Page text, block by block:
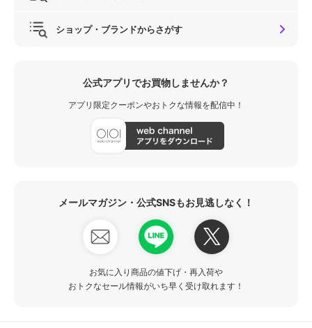
ショップ・ブランドからさがす
公式アプリでお買物しませんか？
アプリ限定クーポンやおトクな情報を配信中！
メールマガジン・公式SNSもお見逃しなく！
お気に入り商品の値下げ・再入荷や
おトクなセール情報がいち早く受け取れます！